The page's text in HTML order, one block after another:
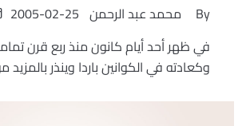
By محمد عبد الرحمن
2005-02-25
في ظهر أحد أيام كانون منذ ربع قرن
وكعادته في الكوانين باردا وينذر بالمزيد